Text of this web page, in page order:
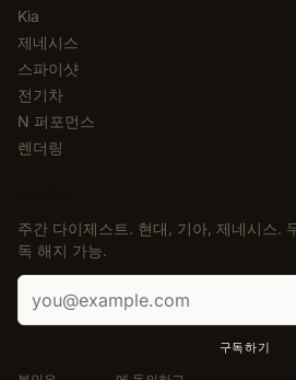
Kia
제네시스
스파이샷
전기차
N 퍼포먼스
렌더링
주간 다이제스트. 현대, 기아, 제네시스.
독 해지 가능.
이메일 주소
구독하기